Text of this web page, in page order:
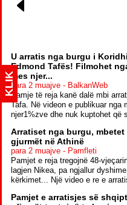
U arratis nga burgu i
Edmond Tafës! Filmohet
mes njer...
para 2 muajve - BalkanWeb
Pamje të reja kanë dalë mbi
Tafa. Në videon e publikuar nga
njer1%zve dhe nuk kuptohet që
Arratiset nga burgu,
gjurmët në Athinë
para 2 muajve - Pamfleti
Pamjet e reja tregojnë 48-
lagjen Nikea, pa ngjallur
kërkimet... Një video e re e
Pamjet e arratisjes së
KLIK